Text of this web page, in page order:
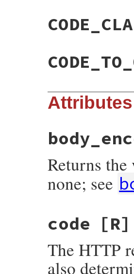
Attributes
Returns
none; see
code [R]
The HTTP
also